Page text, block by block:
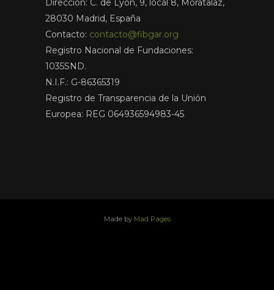
28030 Madrid, España
Contacto: contacto@fibgar.org
Registro Nacional de Fundaciones:
1035SND.
N.I.F.: G-86365319
Registro de Transparencia de la Unión
Europea: REG 064936594983-45
Made by Mad Pages